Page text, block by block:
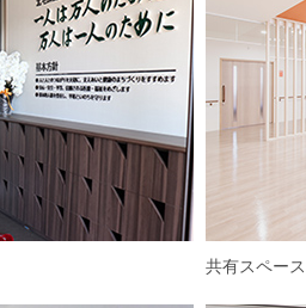
共有スペース